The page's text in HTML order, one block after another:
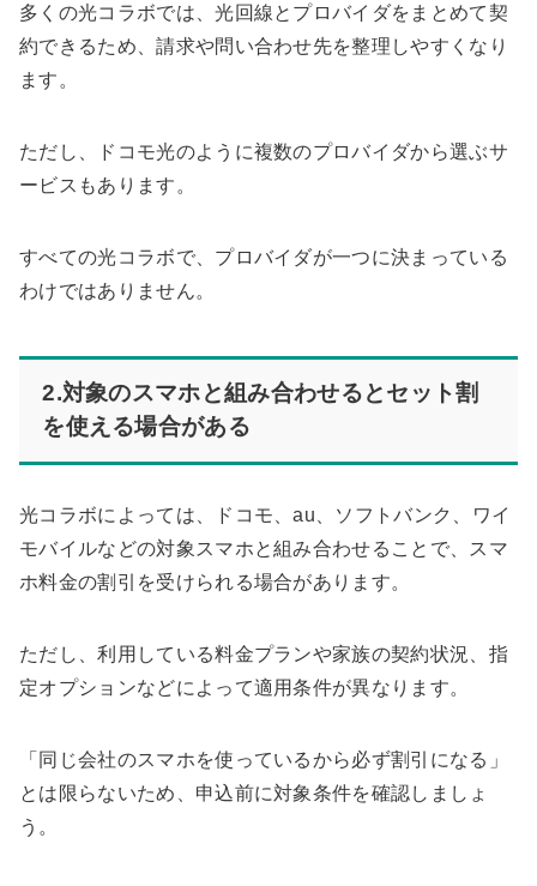
多くの光コラボでは、光回線とプロバイダをまとめて契
約できるため、請求や問い合わせ先を整理しやすくなり
ます。
ただし、ドコモ光のように複数のプロバイダから選ぶサ
ービスもあります。
すべての光コラボで、プロバイダが一つに決まっている
わけではありません。
2.対象のスマホと組み合わせるとセット割
を使える場合がある
光コラボによっては、ドコモ、au、ソフトバンク、ワイ
モバイルなどの対象スマホと組み合わせることで、スマ
ホ料金の割引を受けられる場合があります。
ただし、利用している料金プランや家族の契約状況、指
定オプションなどによって適用条件が異なります。
「同じ会社のスマホを使っているから必ず割引になる」
とは限らないため、申込前に対象条件を確認しましょ
う。